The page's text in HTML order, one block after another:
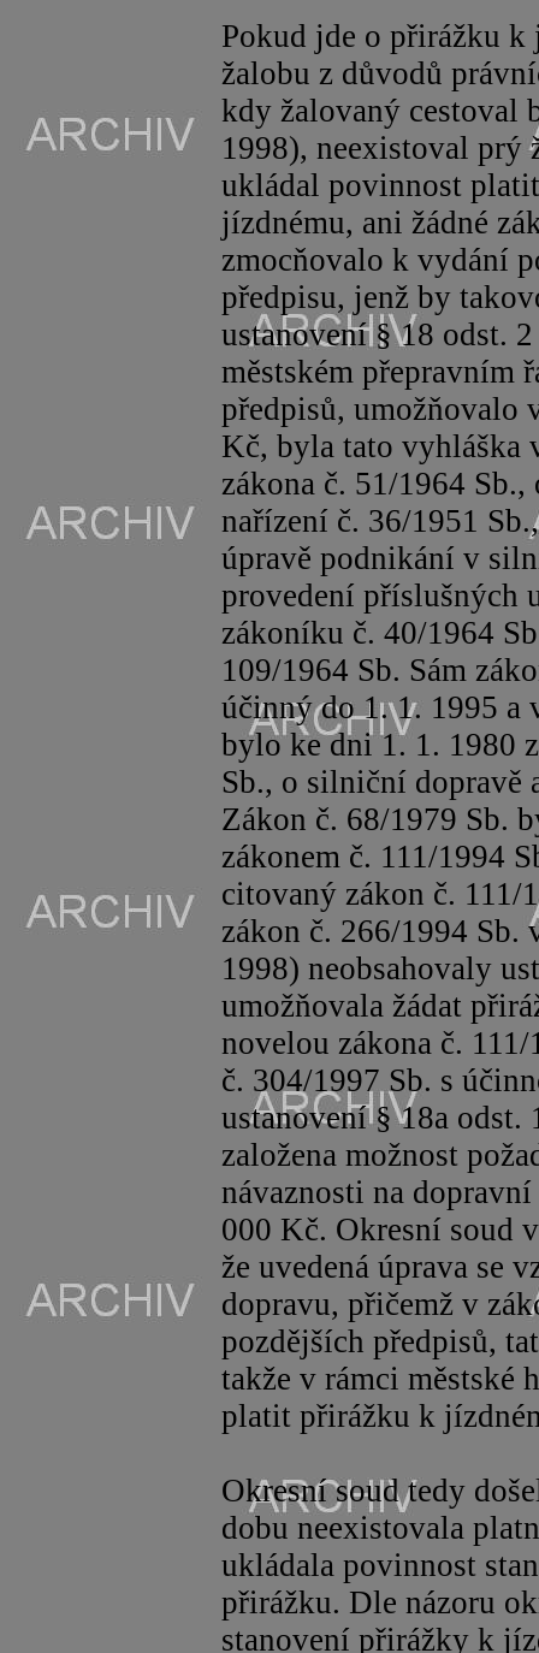
Pokud jde o přirážku
žalobu z důvodů
kdy žalovaný cestoval
1998), neexistoval prý
ukládal povinnost
jízdnému, ani žádné
zmocňovalo k vydání
předpisu, jenž by
ustanovení § 18 odst.
městském přepravním
předpisů, umožňovalo
Kč, byla tato vyhláška
zákona č. 51/1964
nařízení č. 36/1951
úpravě podnikání v
provedení příslušných
zákoníku č. 40/1964
109/1964 Sb. Sám
účinný do 1. 1. 1995 a
bylo ke dni 1. 1. 1980
Sb., o silniční dopravě
Zákon č. 68/1979 Sb.
zákonem č. 111/1994
citovaný zákon č. 111/
zákon č. 266/1994 Sb.
1998) neobsahovaly
umožňovala žádat
novelou zákona č.
č. 304/1997 Sb. s
ustanovení § 18a odst.
založena možnost
návaznosti na
000 Kč. Okresní soud
že uvedená úprava se
dopravu, přičemž v
pozdějších předpisů,
takže v rámci městské
platit přirážku k
Okresní soud tedy
dobu neexistovala
ukládala povinnost
přirážku. Dle názoru
stanovení přirážky k